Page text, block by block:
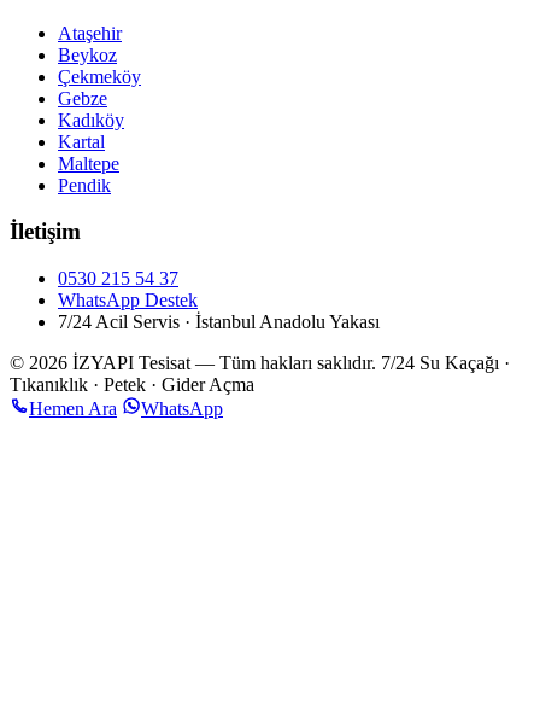
Ataşehir
Beykoz
Çekmeköy
Gebze
Kadıköy
Kartal
Maltepe
Pendik
İletişim
0530 215 54 37
WhatsApp Destek
7/24 Acil Servis · İstanbul Anadolu Yakası
© 2026 İZYAPI Tesisat — Tüm hakları saklıdır. 7/24 Su Kaçağı ·
Tıkanıklık · Petek · Gider Açma
Hemen Ara
WhatsApp